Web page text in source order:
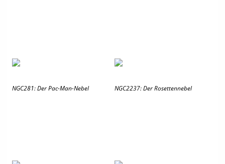
NGC281: Der Pac-Man-Nebel NGC2237: Der Rosettennebel